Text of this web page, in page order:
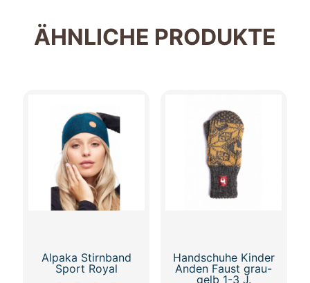
ÄHNLICHE PRODUKTE
Alpaka Stirnband
Sport Royal
Handschuhe Kinder
Anden Faust grau-
gelb 1-3 J.